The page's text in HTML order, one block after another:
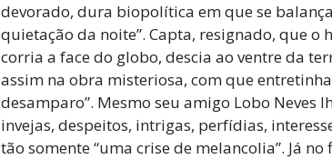
devorado, dura biopolítica em que se
quietação da noite”. Capta, resignado, que
corria a face do globo, descia ao ventre da
assim na obra misteriosa, com que
desamparo”. Mesmo seu amigo Lobo Neves
invejas, despeitos, intrigas, perfídias,
tão somente “uma crise de melancolia”. Já